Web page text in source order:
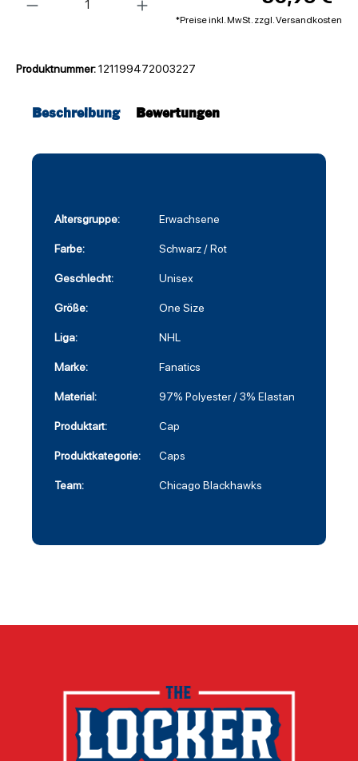
*Preise inkl. MwSt. zzgl. Versandkosten
Produktnummer:121199472003227
Beschreibung Bewertungen
Altersgruppe: Erwachsene
Farbe: Schwarz / Rot
Geschlecht: Unisex
Größe: One Size
Liga: NHL
Marke: Fanatics
Material: 97% Polyester / 3% Elastan
Produktart: Cap
Produktkategorie: Caps
Team: Chicago Blackhawks